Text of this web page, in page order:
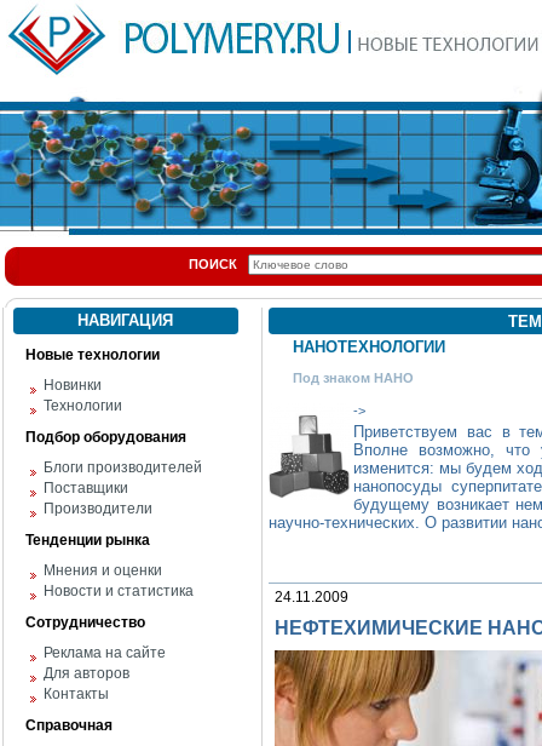
ПОИСК
НАВИГАЦИЯ
Новые технологии
Новинки
Технологии
Подбор оборудования
Блоги производителей
Поставщики
Производители
Тенденции рынка
Мнения и оценки
Новости и статистика
Сотрудничество
Реклама на сайте
Для авторов
Контакты
Справочная
НАНОТЕХНОЛОГИИ
Под знаком НАНО
->
Приветствуем вас в
Вполне возможно,
изменится: мы будем
нанопосуды
будущему возникает
научно-технических. О развитии
24.11.2009
НЕФТЕХИМИЧЕСКИЕ